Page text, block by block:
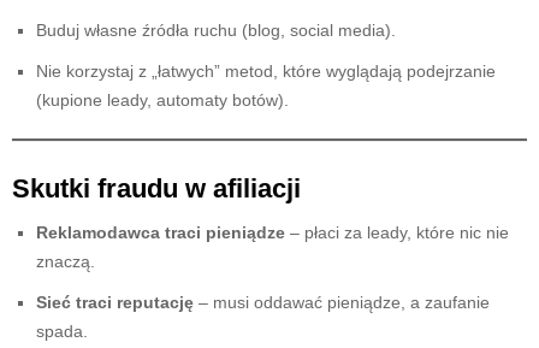
Buduj własne źródła ruchu (blog, social media).
Nie korzystaj z „łatwych” metod, które wyglądają podejrzanie
(kupione leady, automaty botów).
Skutki fraudu w afiliacji
Reklamodawca traci pieniądze – płaci za leady, które nic nie
znaczą.
Sieć traci reputację – musi oddawać pieniądze, a zaufanie
spada.